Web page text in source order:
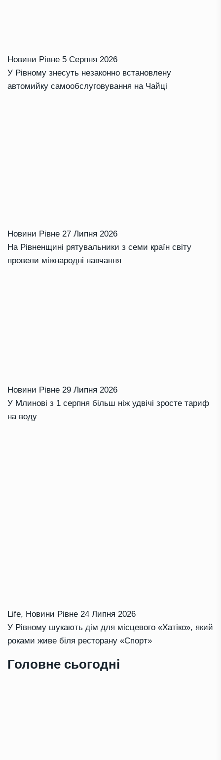
Новини Рівне 5 Серпня 2026
У Рівному знесуть незаконно встановлену
автомийку самообслуговування на Чайці
Новини Рівне 27 Липня 2026
На Рівненщині рятувальники з семи країн світу
провели міжнародні навчання
Новини Рівне 29 Липня 2026
У Млинові з 1 серпня більш ніж удвічі зросте тариф
на воду
Life, Новини Рівне 24 Липня 2026
У Рівному шукають дім для місцевого «Хатіко», який
роками живе біля ресторану «Спорт»
Головне сьогодні